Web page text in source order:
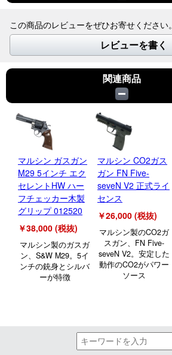
この商品のレビューをぜひお寄せください。
レビューを書く
関連商品
マルシン ガスガン
M29 5インチ エク
セレントHW ハー
フチェッカー木製
グリップ 012520
￥38,000 (税抜)
マルシン製のガスガ
ン、S&W M29。5イ
ンチの銃身とシルバ
ーが特徴
マルシン CO2ガス
ガン FN Five-
seveN V2 正式ライ
センス
￥26,000 (税抜)
マルシン製のCO2ガ
スガン、FN Five-
seveN V2。安定した
動作のCO2がパワー
ソース